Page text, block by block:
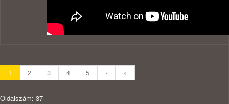
1 2 3 4 5 › »
Oldalszám: 37